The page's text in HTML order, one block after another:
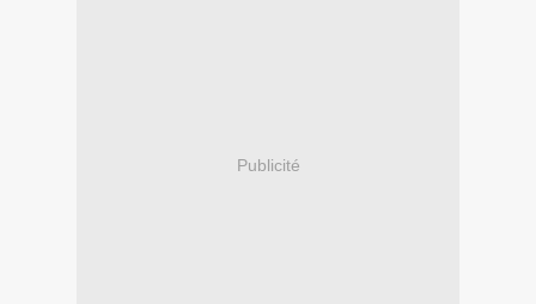
Publicité